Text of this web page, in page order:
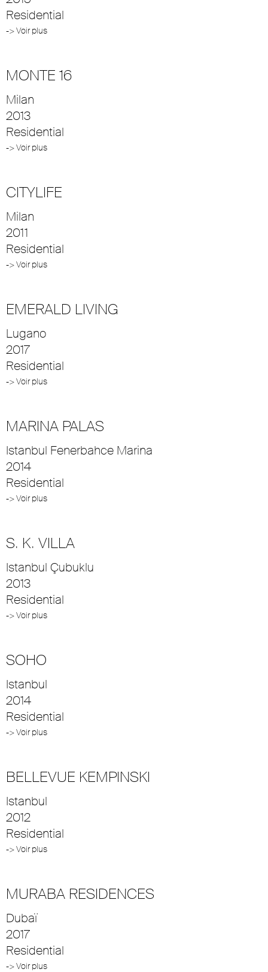
Residential
-> Voir plus
MONTE 16
Milan
2013
Residential
-> Voir plus
CITYLIFE
Milan
2011
Residential
-> Voir plus
EMERALD LIVING
Lugano
2017
Residential
-> Voir plus
MARINA PALAS
Istanbul Fenerbahce Marina
2014
Residential
-> Voir plus
S. K. VILLA
Istanbul Çubuklu
2013
Residential
-> Voir plus
SOHO
Istanbul
2014
Residential
-> Voir plus
BELLEVUE KEMPINSKI
Istanbul
2012
Residential
-> Voir plus
MURABA RESIDENCES
Dubaï
2017
Residential
-> Voir plus